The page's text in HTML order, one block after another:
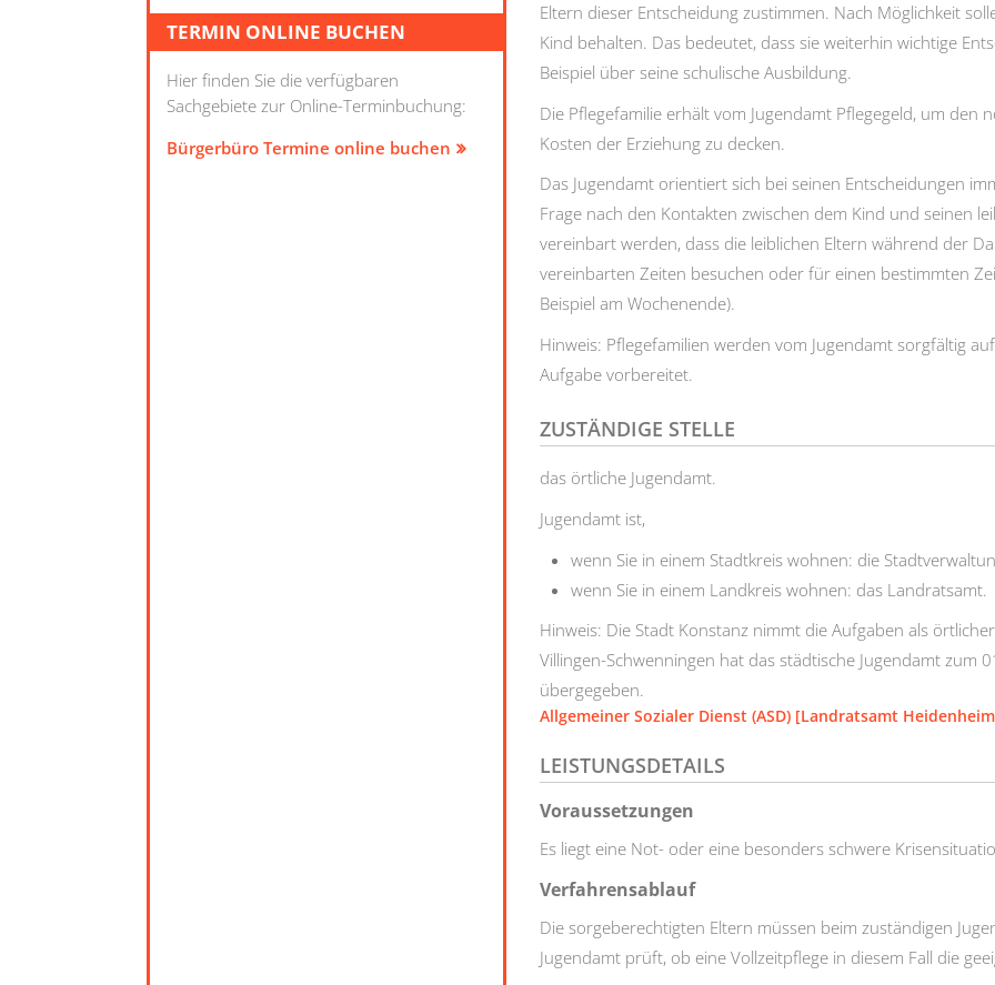
TERMIN ONLINE BUCHEN
Hier finden Sie die verfügbaren
Sachgebiete zur Online-Terminbuchung:
Bürgerbüro Termine online buchen
Eltern dieser Entscheidung zustimmen. Nach Möglichkeit
Kind behalten. Das bedeutet, dass sie weiterhin wichtige
Beispiel über seine schulische Ausbildung.
Die Pflegefamilie erhält vom Jugendamt Pflegegeld, um den
Kosten der Erziehung zu decken.
Das Jugendamt orientiert sich bei seinen Entscheidungen
Frage nach den Kontakten zwischen dem Kind und seinen
vereinbart werden, dass die leiblichen Eltern während der
vereinbarten Zeiten besuchen oder für einen bestimmten
Beispiel am Wochenende).
Hinweis: Pflegefamilien werden vom Jugendamt sorgfältig
Aufgabe vorbereitet.
ZUSTÄNDIGE STELLE
das örtliche Jugendamt.
Jugendamt ist,
wenn Sie in einem Stadtkreis wohnen: die
wenn Sie in einem Landkreis wohnen: das Landratsamt.
Hinweis: Die Stadt Konstanz nimmt die Aufgaben als
Villingen-Schwenningen hat das städtische Jugendamt zum
übergegeben.
Allgemeiner Sozialer Dienst (ASD) [Landratsamt
LEISTUNGSDETAILS
Voraussetzungen
Es liegt eine Not- oder eine besonders schwere
Verfahrensablauf
Die sorgeberechtigten Eltern müssen beim zuständigen
Jugendamt prüft, ob eine Vollzeitpflege in diesem Fall die